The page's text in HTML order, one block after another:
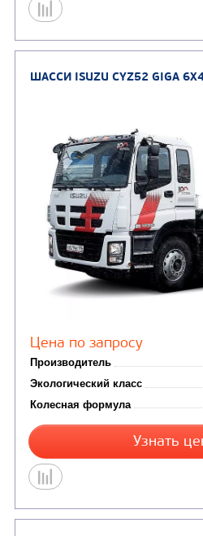
Цена по запросу
Производитель
Колесная формула
ШАССИ КАМАЗ 65208